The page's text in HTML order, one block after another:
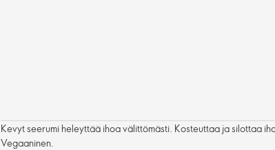
Kevyt seerumi heleyttää ihoa välittömästi. Kosteuttaa ja silottaa
Vegaaninen.